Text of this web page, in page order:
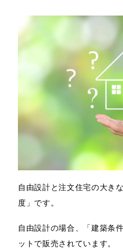
自由設計と注文住宅の大き
度」です。
自由設計の場合、「建築条
ットで販売されています。